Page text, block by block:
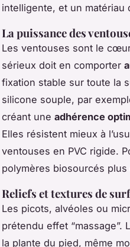
intelligente, et un matériau
La puissance des
Les ventouses sont le
sérieux doit en comporter
fixation stable sur toute la
silicone souple, par
créant une adhérence
Elles résistent mieux à
ventouses en PVC rigide.
polymères biosourcés
Reliefs et textures de
Les picots, alvéoles ou
prétendu effet “massage”.
la plante du pied, même